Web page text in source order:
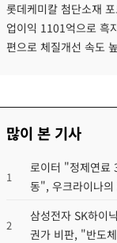
롯데케미칼 첨단소재
업이익 1101억으로 흑
편으로 체질개선 속도
많이 본 기사
1
로이터 "정제연료
동", 우크라이나의
2
삼성전자 SK하이
권가 비판, "반도